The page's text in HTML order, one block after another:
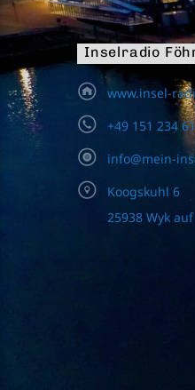
Inselradio
www.insel-
+49 151 234
info@mein-
Koogskuhl 6
25938 Wyk